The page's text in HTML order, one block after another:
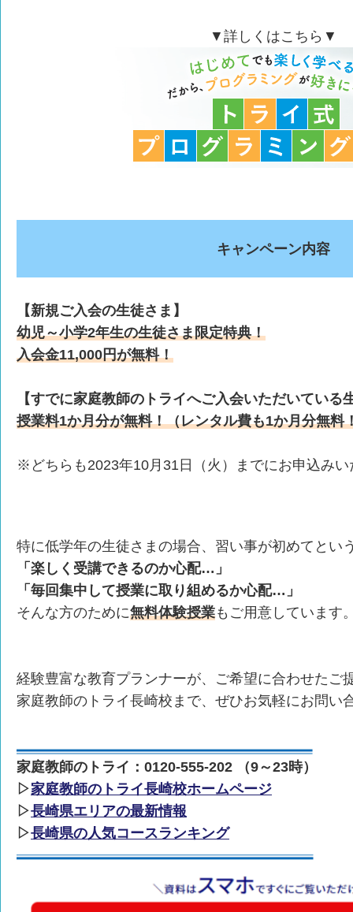
▼詳しくはこちら▼
キャンペーン内容
【新規ご入会の生徒さま】
幼児～小学2年生の生徒さま限定特典！
入会金11,000円が無料！
【すでに家庭教師のトライへご入会いただいている
授業料1か月分が無料！（レンタル費も1か月分無料
※どちらも2023年10月31日（火）までにお申込み
特に低学年の生徒さまの場合、習い事が初めてとい
「楽しく受講できるのか心配…」
「毎回集中して授業に取り組めるか心配…」
そんな方のために無料体験授業もご用意しています
経験豊富な教育プランナーが、ご希望に合わせたご
家庭教師のトライ長崎校まで、ぜひお気軽にお問い
家庭教師のトライ：0120-555-202 （9～23時）
▷家庭教師のトライ長崎校ホームページ
▷長崎県エリアの最新情報
▷長崎県の人気コースランキング